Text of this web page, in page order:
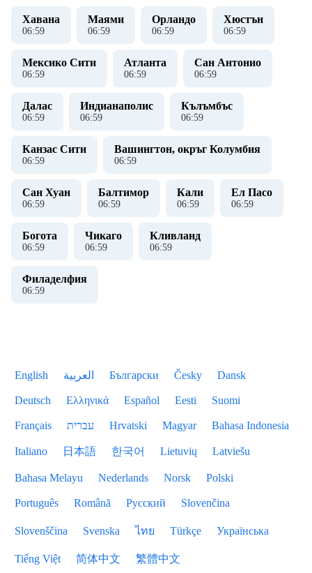
Хавана
06:59
Маями
06:59
Орландо
06:59
Хюстън
06:59
Мексико Сити
06:59
Атланта
06:59
Сан Антонио
06:59
Далас
06:59
Индианаполис
06:59
Кълъмбъс
06:59
Канзас Сити
06:59
Вашингтон, окръг Колумбия
06:59
Сан Хуан
06:59
Балтимор
06:59
Кали
06:59
Ел Пасо
06:59
Богота
06:59
Чикаго
06:59
Кливланд
06:59
Филаделфия
06:59
English العربية Български Česky Dansk
Deutsch Ελληνικά Español Eesti Suomi
Français עברית Hrvatski Magyar Bahasa Indonesia
Italiano 日本語 한국어 Lietuvių Latviešu
Bahasa Melayu Nederlands Norsk Polski
Português Română Русский Slovenčina
Slovenščina Svenska ไทย Türkçe Українська
Tiếng Việt 简体中文 繁體中文